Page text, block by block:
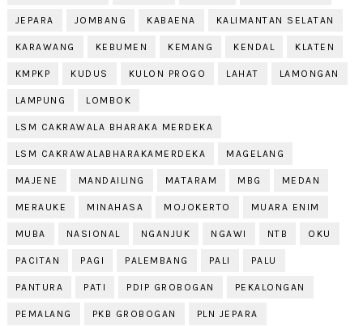
JEPARA JOMBANG KABAENA KALIMANTAN SELATAN
KARAWANG KEBUMEN KEMANG KENDAL KLATEN
KMPKP KUDUS KULON PROGO LAHAT LAMONGAN
LAMPUNG LOMBOK
LSM CAKRAWALA BHARAKA MERDEKA
LSM CAKRAWALABHARAKAMERDEKA MAGELANG
MAJENE MANDAILING MATARAM MBG MEDAN
MERAUKE MINAHASA MOJOKERTO MUARA ENIM
MUBA NASIONAL NGANJUK NGAWI NTB OKU
PACITAN PAGI PALEMBANG PALI PALU
PANTURA PATI PDIP GROBOGAN PEKALONGAN
PEMALANG PKB GROBOGAN PLN JEPARA